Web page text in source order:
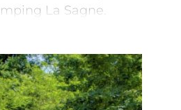
La Sagne.
La Sagne se situe
» qui rassemble
du Périgord Noir
Castelnaud-la-